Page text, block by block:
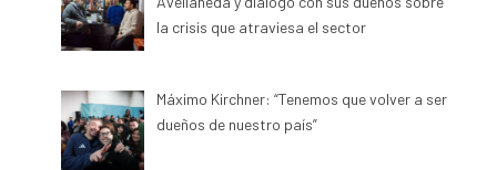
la crisis que atraviesa el sector
Máximo Kirchner: “Tenemos que volver a ser
dueños de nuestro país”